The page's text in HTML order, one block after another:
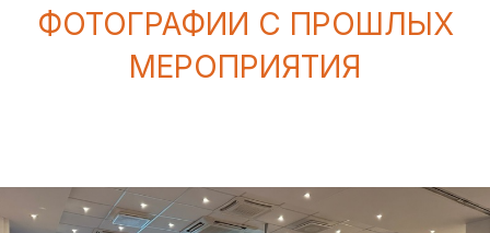
ФОТОГРАФИИ С ПРОШЛЫХ
МЕРОПРИЯТИЯ